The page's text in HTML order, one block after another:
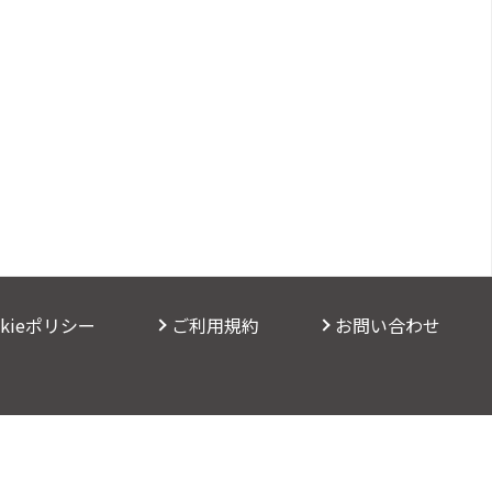
ポリシー ご利用規約 お問い合わせ